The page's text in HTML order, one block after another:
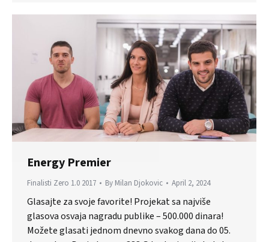
Energy Premier
Finalisti Zero 1.0 2017 By Milan Djokovic April 2, 2024
Glasajte za svoje favorite! Projekat sa najviše
glasova osvaja nagradu publike – 500.000 dinara!
Možete glasati jednom dnevno svakog dana do 05.